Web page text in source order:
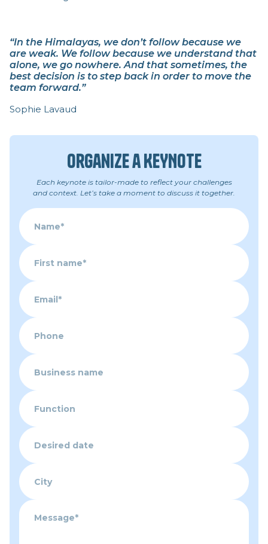
“In the Himalayas, we don’t follow because we
are weak. We follow because we understand that
alone, we go nowhere. And that sometimes, the
best decision is to step back in order to move the
team forward.”
Sophie Lavaud
Organize a KEYNOTE
Each keynote is tailor-made to reflect your challenges
and context. Let’s take a moment to discuss it together.